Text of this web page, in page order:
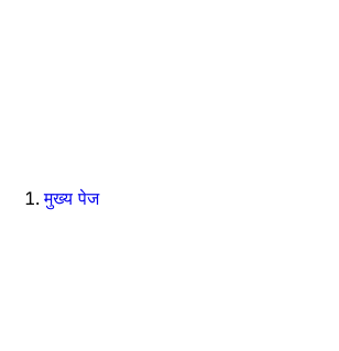
मुख्य पेज